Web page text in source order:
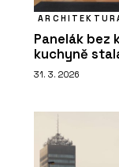
Panelák bez
kuchyně
31. 3. 2026